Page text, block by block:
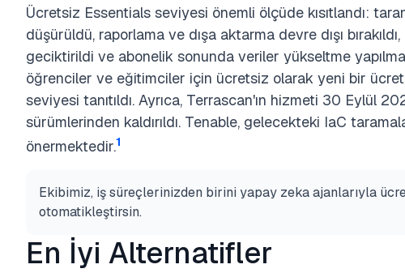
Ücretsiz Essentials seviyesi önemli ölçüde kısıtlandı:
düşürüldü, raporlama ve dışa aktarma devre dışı
geciktirildi ve abonelik sonunda veriler yükseltme
öğrenciler ve eğitimciler için ücretsiz olarak yeni bir
seviyesi tanıtıldı. Ayrıca, Terrascan'ın hizmeti 30 Eylül
sürümlerinden kaldırıldı. Tenable, gelecekteki IaC
önermektedir.1
Ekibimiz, iş süreçlerinizden birini yapay zeka ajanlarıyla
otomatikleştirsin.
En İyi Alternatifler